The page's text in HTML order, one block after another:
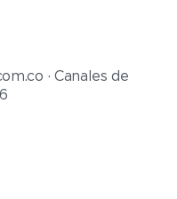
· Canales de